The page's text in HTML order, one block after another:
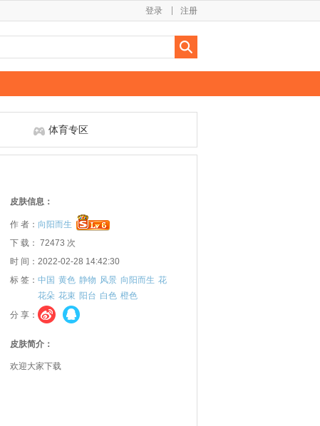
注册
登录
体育专区
皮肤信息：
作 者： 向阳而生
下 载： 72473 次
时 间：2022-02-28 14:42:30
标 签： 中国 黄色 静物 风景 向阳而生 花
花朵 花束 阳台 白色 橙色
分 享：
皮肤简介：
欢迎大家下载